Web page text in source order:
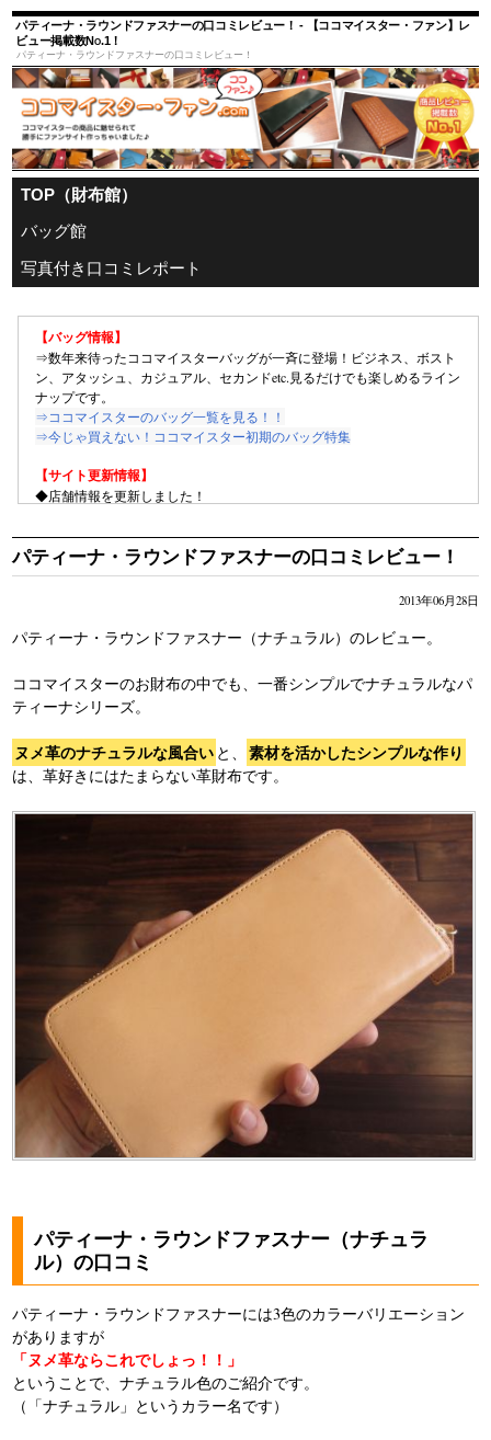
パティーナ・ラウンドファスナーの口コミレビュー！ - 【ココマイスター・ファン】レ
ビュー掲載数No.1！
パティーナ・ラウンドファスナーの口コミレビュー！
TOP（財布館）
バッグ館
写真付き口コミレポート
【バッグ情報】
⇒数年来待ったココマイスターバッグが一斉に登場！ビジネス、ボスト
ン、アタッシュ、カジュアル、セカンドetc.見るだけでも楽しめるライン
ナップです。
⇒ココマイスターのバッグ一覧を見る！！
⇒今じゃ買えない！ココマイスター初期のバッグ特集
【サイト更新情報】
◆店舗情報を更新しました！
ト！
◆商品の口コミレビューを更新しました！
パティーナ・ラウンドファスナーの口コミレビュー！
2013年06月28日
パティーナ・ラウンドファスナー（ナチュラル）のレビュー。
ココマイスターのお財布の中でも、一番シンプルでナチュラルなパ
ティーナシリーズ。
ヌメ革のナチュラルな風合い と、 素材を活かしたシンプルな作り
は、革好きにはたまらない革財布です。
パティーナ・ラウンドファスナー（ナチュラ
ル）の口コミ
パティーナ・ラウンドファスナーには3色のカラーバリエーション
がありますが
「ヌメ革ならこれでしょっ！！」
ということで、ナチュラル色のご紹介です。
（「ナチュラル」というカラー名です）